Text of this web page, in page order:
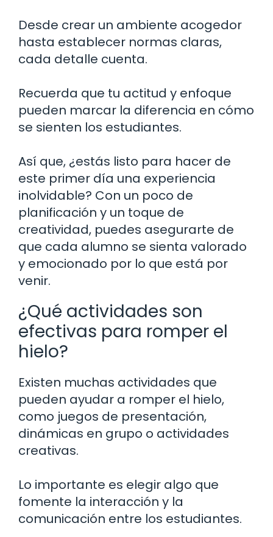
Desde crear un ambiente acogedor
hasta establecer normas claras,
cada detalle cuenta.
Recuerda que tu actitud y enfoque
pueden marcar la diferencia en cómo
se sienten los estudiantes.
Así que, ¿estás listo para hacer de
este primer día una experiencia
inolvidable? Con un poco de
planificación y un toque de
creatividad, puedes asegurarte de
que cada alumno se sienta valorado
y emocionado por lo que está por
venir.
¿Qué actividades son
efectivas para romper el
hielo?
Existen muchas actividades que
pueden ayudar a romper el hielo,
como juegos de presentación,
dinámicas en grupo o actividades
creativas.
Lo importante es elegir algo que
fomente la interacción y la
comunicación entre los estudiantes.